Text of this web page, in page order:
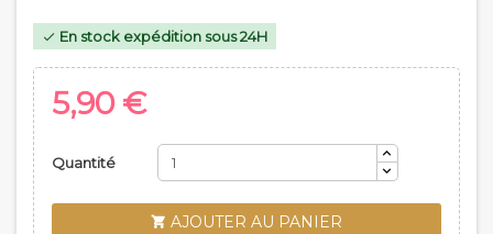
 En stock expédition sous 24H
5,90 €
Quantité
 AJOUTER AU PANIER